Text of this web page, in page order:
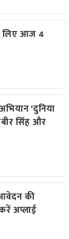
लिए आज 4
‘दुनिया
सिंह और
आवेदन की
अप्लाई